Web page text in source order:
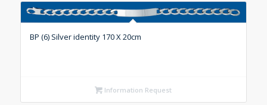
BP (6) Silver identity 170 X 20cm
Information Request